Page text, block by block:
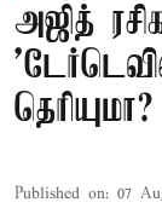
அஜித்
தெரியுமா?
Published on: 07